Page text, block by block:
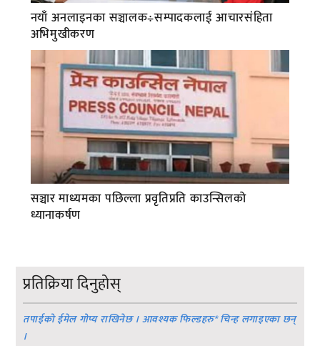
नयाँ अनलाइनका सञ्चालक÷सम्पादकलाई आचारसंहिता
अभिमुखीकरण
सञ्चार माध्यमका पछिल्ला प्रवृतिप्रति काउन्सिलको
ध्यानाकर्षण
प्रतिक्रिया दिनुहोस्
तपाईको ईमेल गोप्य राखिनेछ । आवश्यक फिल्डहरु*चिन्ह लगाइएका छन्
।